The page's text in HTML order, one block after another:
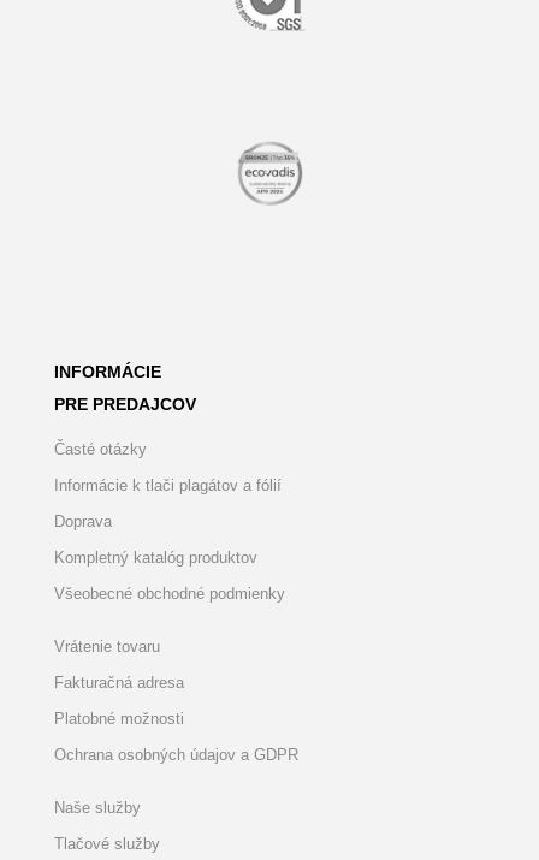
INFORMÁCIE
PRE PREDAJCOV
Časté otázky
Informácie k tlači plagátov a fólií
Doprava
Kompletný katalóg produktov
Všeobecné obchodné podmienky
Vrátenie tovaru
Fakturačná adresa
Platobné možnosti
Ochrana osobných údajov a GDPR
Naše služby
Tlačové služby